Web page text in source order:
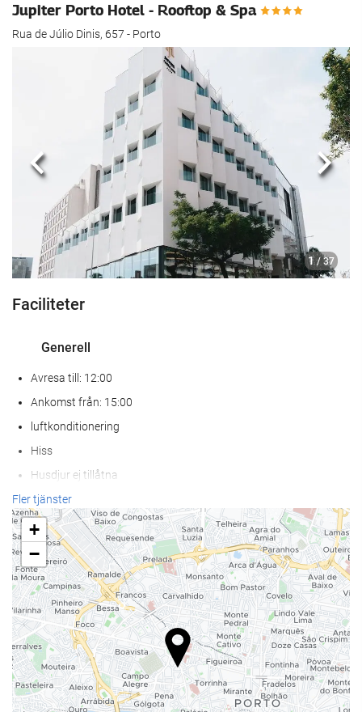
Jupiter Porto Hotel - Rooftop & Spa
Rua de Júlio Dinis, 657 - Porto
1 / 37
Föregående
Faciliteter
Generell
Avresa till: 12:00
Ankomst från: 15:00
luftkonditionering
Hiss
Husdjur ej tillåtna
Hälsa
Poolbar
Pool/strandhanddukar
Spa
Massage
Skönhetsbehandlingar
gym
Fler tjänster
+
−